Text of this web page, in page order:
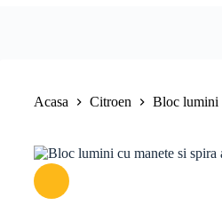
Acasa Citroen Bloc lumini